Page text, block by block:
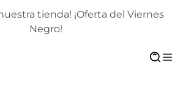
tienda! ¡Oferta del Viernes
Negro!